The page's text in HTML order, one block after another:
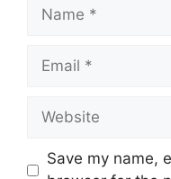
Save my name,